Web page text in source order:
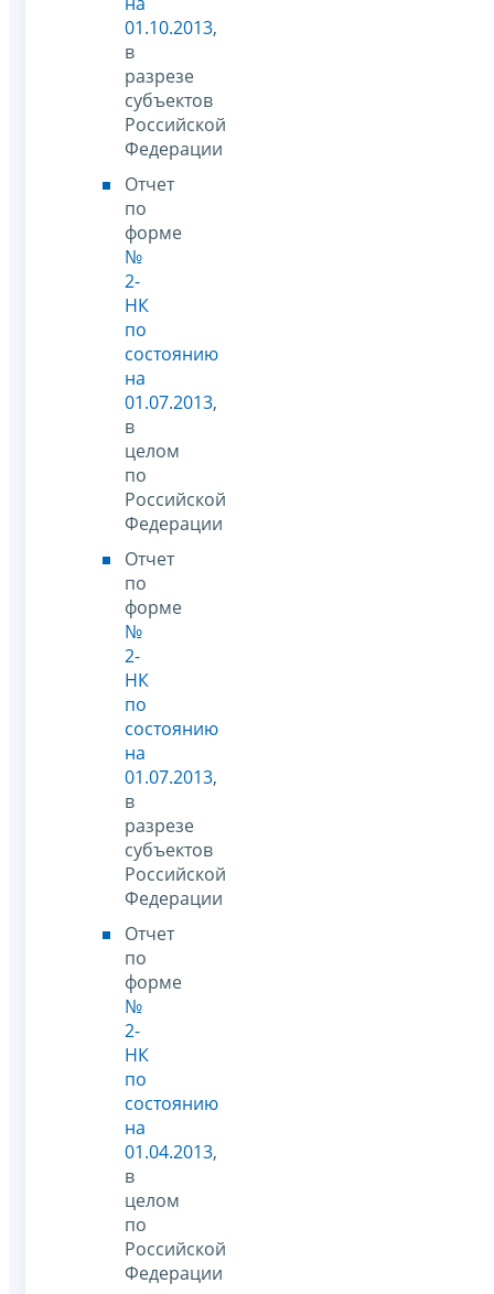
01.10.2013,
в
разрезе
субъектов
Российской
Федерации
Отчет
по
форме
№
2-
НК
по
состоянию
на
01.07.2013,
в
целом
по
Российской
Федерации
Отчет
по
форме
№
2-
НК
по
состоянию
на
01.07.2013,
в
разрезе
субъектов
Российской
Федерации
Отчет
по
форме
№
2-
НК
по
состоянию
на
01.04.2013,
в
целом
по
Российской
Федерации